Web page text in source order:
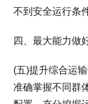
不到安全运行条
四、最大能力做
(五)提升综合运
准确掌握不同群